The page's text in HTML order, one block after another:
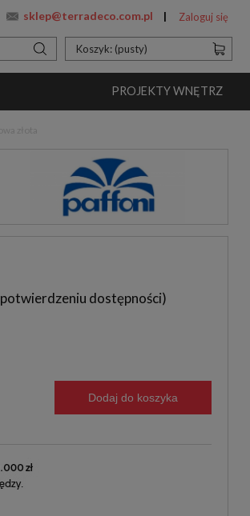
sklep@terradeco.com.pl Zaloguj się
Koszyk: (pusty)
PROJEKTY WNĘTRZ
Dodaj do koszyka